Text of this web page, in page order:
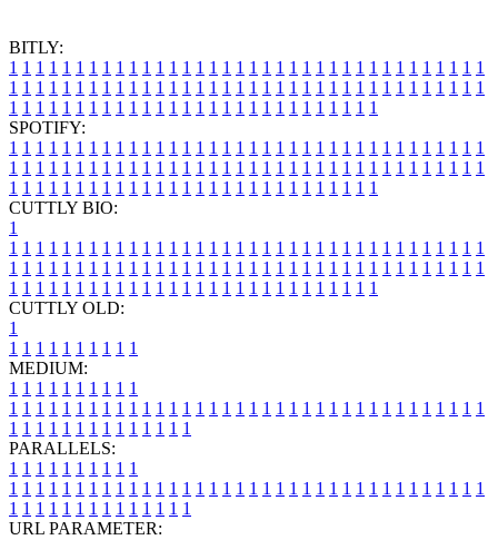
BITLY:
1 1 1 1 1 1 1 1 1 1 1 1 1 1 1 1 1 1 1 1 1 1 1 1 1 1 1 1 1 1 1 1 1 1 1 1
1 1 1 1 1 1 1 1 1 1 1 1 1 1 1 1 1 1 1 1 1 1 1 1 1 1 1 1 1 1 1 1 1 1 1 1
1 1 1 1 1 1 1 1 1 1 1 1 1 1 1 1 1 1 1 1 1 1 1 1 1 1 1 1
SPOTIFY:
1 1 1 1 1 1 1 1 1 1 1 1 1 1 1 1 1 1 1 1 1 1 1 1 1 1 1 1 1 1 1 1 1 1 1 1
1 1 1 1 1 1 1 1 1 1 1 1 1 1 1 1 1 1 1 1 1 1 1 1 1 1 1 1 1 1 1 1 1 1 1 1
1 1 1 1 1 1 1 1 1 1 1 1 1 1 1 1 1 1 1 1 1 1 1 1 1 1 1 1
CUTTLY BIO:
1
1 1 1 1 1 1 1 1 1 1 1 1 1 1 1 1 1 1 1 1 1 1 1 1 1 1 1 1 1 1 1 1 1 1 1 1
1 1 1 1 1 1 1 1 1 1 1 1 1 1 1 1 1 1 1 1 1 1 1 1 1 1 1 1 1 1 1 1 1 1 1 1
1 1 1 1 1 1 1 1 1 1 1 1 1 1 1 1 1 1 1 1 1 1 1 1 1 1 1 1
CUTTLY OLD:
1
1 1 1 1 1 1 1 1 1 1
MEDIUM:
1 1 1 1 1 1 1 1 1 1
1 1 1 1 1 1 1 1 1 1 1 1 1 1 1 1 1 1 1 1 1 1 1 1 1 1 1 1 1 1 1 1 1 1 1 1
1 1 1 1 1 1 1 1 1 1 1 1 1 1
PARALLELS:
1 1 1 1 1 1 1 1 1 1
1 1 1 1 1 1 1 1 1 1 1 1 1 1 1 1 1 1 1 1 1 1 1 1 1 1 1 1 1 1 1 1 1 1 1 1
1 1 1 1 1 1 1 1 1 1 1 1 1 1
URL PARAMETER: